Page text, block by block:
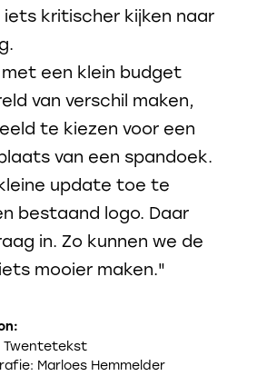
kritischer kijken naar
met een klein budget
van verschil maken,
te kiezen voor een
van een spandoek.
update toe te
bestaand logo. Daar
in. Zo kunnen we de
mooier maken."
Twentetekst
Marloes Hemmelder